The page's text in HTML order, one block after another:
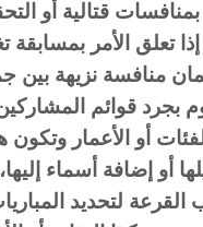
بمنافسات قتالية أو
تعلق الأمر
منافسة نزيهة بين
بجرد قوائم
أو الأعمار وتكون
أو إضافة أسماء
لتحديد